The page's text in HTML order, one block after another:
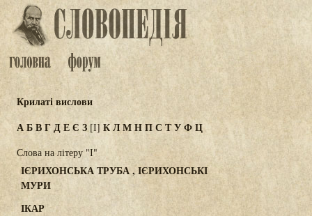
Крилаті вислови
АБВГДЕЄ З [І]КЛМНПС ТУФЦ
Слова на літеру "І"
ІЄРИХОНСЬКА ТРУБА , ІЄРИХОНСЬКІ
МУРИ
ІКАР